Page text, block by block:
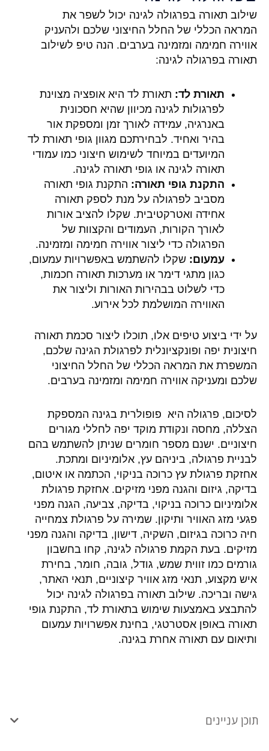
שילוב תאורה בפרגולה לגינה יכול לשפר את
המראה הכללי של החלל החיצוני שלכם ולהעניק
אווירה חמימה ומזמינה בערבים. הנה טיפ לשילוב
תאורה בפרגולה לגינה:
תאורת לד: תאורת לד היא אופציה מצוינת
לפרגולות לגינה מכיוון שהיא חסכונית
באנרגיה, עמידה לאורך זמן ומספקת אור
בהיר ואחיד. לבחירתכם מגוון גופי תאורת לד
המיועדים במיוחד לשימוש חיצוני כמו עמודי
תאורה לגינה או גופי תאורה לגינה.
התקנת גופי תאורה: התקנת גופי תאורה
מסביב לפרגולה על מנת לספק תאורה
אחידה ואטרקטיבית. שקלו להציב אורות
לאורך הקורות, העמודים והקצוות של
הפרגולה כדי ליצור אווירה חמימה ומזמינה.
עמעום: שקלו להשתמש באפשרויות עמעום,
כגון מתגי דימר או מערכות תאורה חכמות,
כדי לשלוט בבהירות האורות וליצור את
האווירה המושלמת לכל אירוע.
על ידי ביצוע טיפים אלו, תוכלו ליצור סכמת תאורה
חיצונית יפה ופונקציונלית לפרגולת הגינה שלכם,
המשפרת את המראה הכללי של החלל החיצוני
שלכם ומעניקה אווירה חמימה ומזמינה בערבים.
לסיכום, פרגולה היא פופולרית בגינה המספקת
הצללה, מחסה ונקודת מוקד יפה לחללי מגורים
חיצוניים. ישנם מספר חומרים שניתן להשתמש בהם
לבניית פרגולה, ביניהם עץ, אלומיניום ומתכת.
אחזקת פרגולת עץ כרוכה בניקוי, הכתמה או איטום,
בדיקה, גיזום והגנה מפני מזיקים. אחזקת פרגולת
אלומיניום כרוכה בניקוי, בדיקה, צביעה, הגנה מפני
פגעי מזג האוויר ותיקון. שמירה על פרגולת צמחייה
חיה כרוכה בגיזום, השקיה, דישון, בדיקה והגנה מפני
מזיקים. בעת הקמת פרגולה לגינה, קחו בחשבון
גורמים כמו זווית שמש, גודל, גובה, חומר, בחירת
איש מקצוע, תנאי מזג אוויר קיצוניים, תנאי האתר,
גישה ובריכה. שילוב תאורה בפרגולה לגינה יכול
להתבצע באמצעות שימוש בתאורת לד, התקנת גופי
תאורה באופן אסטרטגי, בחינת אפשרויות עמעום
ותיאום עם תאורה אחרת בגינה.
תוכן עניינים